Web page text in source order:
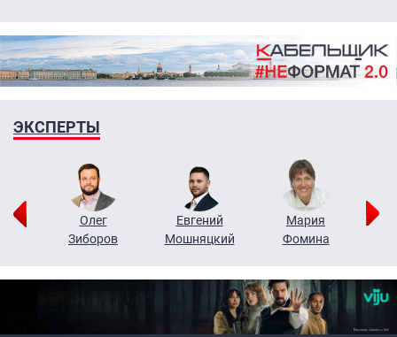
ЭКСПЕРТЫ
Олег
Зиборов
Евгений
Мошняцкий
Мария
Фомина